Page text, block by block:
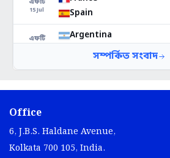
Office
6, J.B.S. Haldane Avenue,
Kolkata 700 105, India.